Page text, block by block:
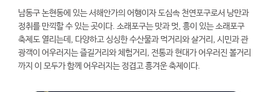
남동구 논현동에 있는 서해안가의 어행이자 도심속 천연포구로서 낭만과
정취를 만끽할 수 있는 곳이다. 소래포구는 맛과 멋, 흥이 있는 소래포구
축제도 열리는데, 다양하고 싱싱한 수산물과 먹거리와 살거리, 시민과 관
광객이 어우러지는 즐길거리와 체험거리, 전통과 현대가 어우러진 볼거리
까지 이 모두가 함께 어우러지는 정겹고 흥겨운 축제이다.